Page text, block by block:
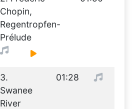
Chopin,
Regentropfen-
Prélude
3.
Swanee
River
01:28